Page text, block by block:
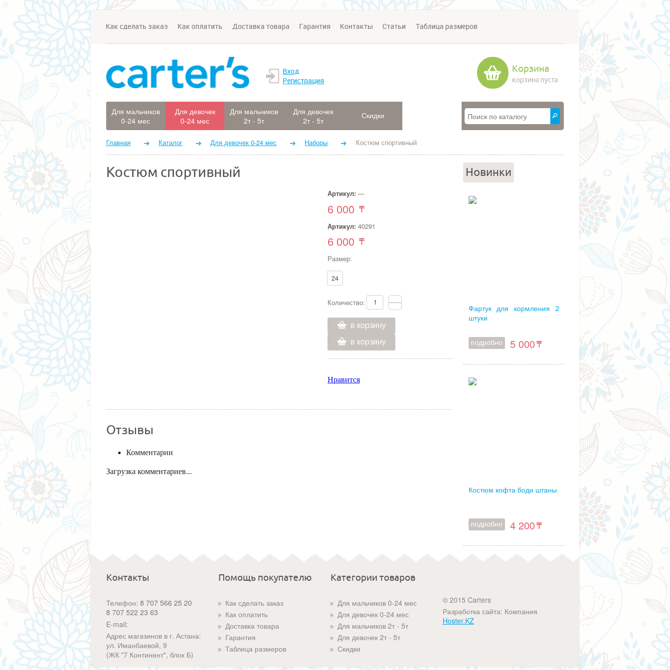
Как сделать заказ Как оплатить Доставка товара Гарантия Контакты Статьи Таблица размеров
Вход
Регистрация
Корзина
корзина пуста
Для мальчиков
0-24 мес
Для девочек
0-24 мес
Для мальчиков
2т - 5т
Для девочек
2т - 5т
Скидки
Главная Каталог Для девочек 0-24 мес Наборы Костюм спортивный
Костюм спортивный
Артикул: —
6 000
Артикул: 40291
6 000
Размер:
24
Количество:
в корзину
в корзину
Нравится
Отзывы
Комментарии
Загрузка комментариев...
Новинки
Фартук для кормления 2
штуки
подробно 5 000
Костюм кофта боди штаны
подробно 4 200
Контакты
Телефон: 8 707 566 25 20
8 707 522 23 63
E-mail:
Адрес магазинов в г. Астана:
ул. Иманбаевой, 9
(ЖК "7 Континент", блок Б)
Помощь покупателю
Как сделать заказ
Как оплатить
Доставка товара
Гарантия
Таблица размеров
Категории товаров
Для мальчиков 0-24 мес
Для девочек 0-24 мес
Для мальчиков 2т - 5т
Для девочек 2т - 5т
Скидки
© 2015 Carters
Разработка сайта: Компания
Hoster.KZ